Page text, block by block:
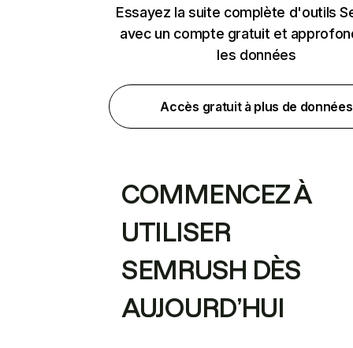
Essayez la suite complète d'outils
avec un compte gratuit et
les données
Accès gratuit à plus de données
COMMENCEZ À
UTILISER
SEMRUSH DÈS
AUJOURD’HUI